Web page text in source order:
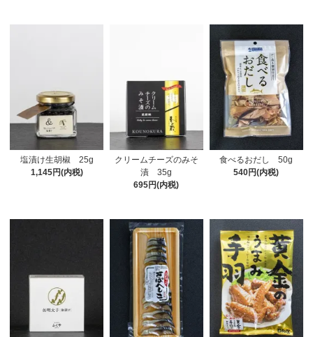
塩漬け生胡椒 25g
1,145円(内税)
クリームチーズのみそ
漬 35g
695円(内税)
食べるおだし 50g
540円(内税)